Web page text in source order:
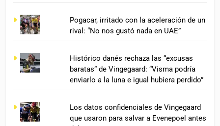
Pogacar, irritado con la aceleración de un
rival: “No nos gustó nada en UAE”
Histórico danés rechaza las “excusas
baratas” de Vingegaard: “Visma podría
enviarlo a la luna e igual hubiera perdido”
Los datos confidenciales de Vingegaard
que usaron para salvar a Evenepoel antes